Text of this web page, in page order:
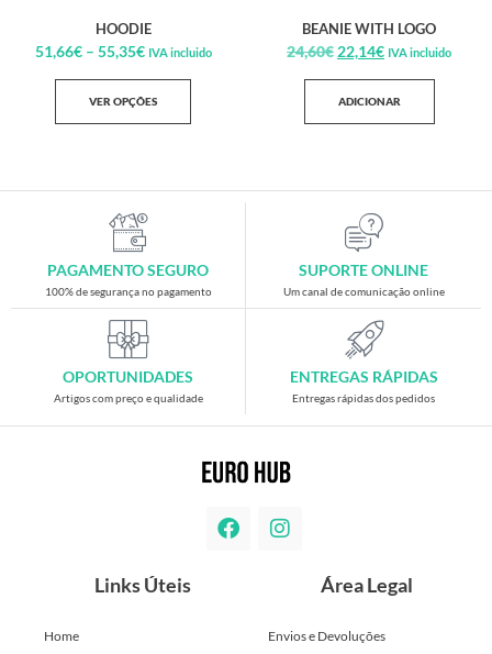
HOODIE
51,66€ – 55,35€ IVA incluido
VER OPÇÕES
BEANIE WITH LOGO
24,60€ 22,14€ IVA incluido
ADICIONAR
PAGAMENTO SEGURO
100% de segurança no pagamento
SUPORTE ONLINE
Um canal de comunicação online
OPORTUNIDADES
Artigos com preço e qualidade
ENTREGAS RÁPIDAS
Entregas rápidas dos pedidos
Links Úteis
Home
Área Legal
Envios e Devoluções